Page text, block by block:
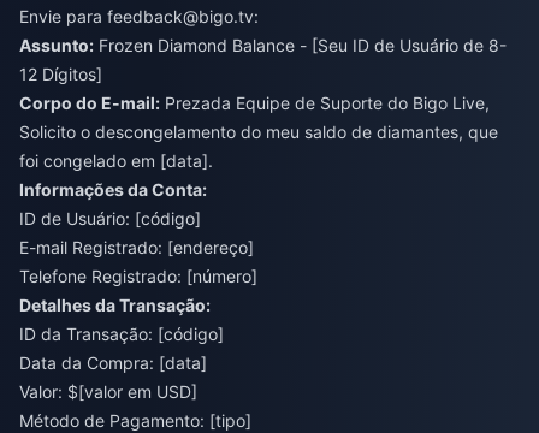
Envie para feedback@bigo.tv:
Assunto: Frozen Diamond Balance - [Seu ID de Usuário de 8-
12 Dígitos]
Corpo do E-mail: Prezada Equipe de Suporte do Bigo Live,
Solicito o descongelamento do meu saldo de diamantes, que
foi congelado em [data].
Informações da Conta:
ID de Usuário: [código]
E-mail Registrado: [endereço]
Telefone Registrado: [número]
Detalhes da Transação:
ID da Transação: [código]
Data da Compra: [data]
Valor: $[valor em USD]
Método de Pagamento: [tipo]